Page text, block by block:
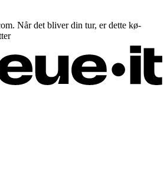
Når det bliver din tur, er dette kø-